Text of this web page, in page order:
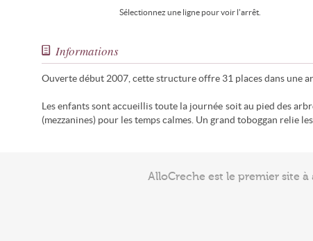
Sélectionnez une ligne pour voir l'arrêt.
Informations
Ouverte début 2007, cette structure offre 31 places dans une
Les enfants sont accueillis toute la journée soit au pied des
(mezzanines) pour les temps calmes. Un grand toboggan relie
AlloCreche est le premier site